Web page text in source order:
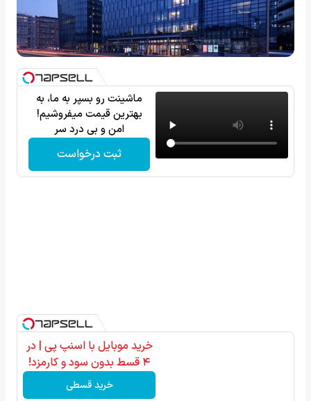
ماشینت رو بسپر به ما، به
بهترین قیمت میفروشیم!
امن و بی درد سر
ثبت درخواست
خرید موبایل با اسنپ پی | در
۴ قسط بدون سود و کارمزد!
خرید قسطی